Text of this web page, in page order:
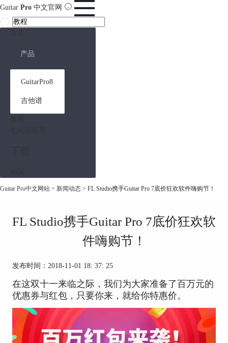
Guitar Pro 中文官网
产品
GuitarPro8
吉他谱
Guitar Pro中文网站 > 新闻动态 > FL Studio携手Guitar Pro 7底价狂欢软件嗨购节！
FL Studio携手Guitar Pro 7底价狂欢软
件嗨购节！
发布时间：2018-11-01 18: 37: 25
在这双十一来临之际，我们为大家准备了百万元的
优惠券与红包，只要你来，就给你特惠价。